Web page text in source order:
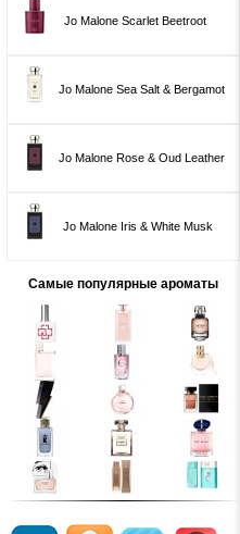
Jo Malone Scarlet Beetroot
Jo Malone Sea Salt & Bergamot
Jo Malone Rose & Oud Leather
Jo Malone Iris & White Musk
Самые популярные ароматы